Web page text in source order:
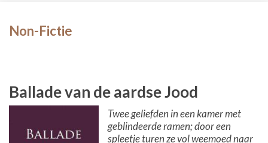
Non-Fictie
Ballade van de aardse Jood
Twee geliefden in een kamer met
geblindeerde ramen; door een
spleetje turen ze vol weemoed naar